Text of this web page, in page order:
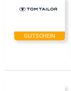
GUTSCHEIN